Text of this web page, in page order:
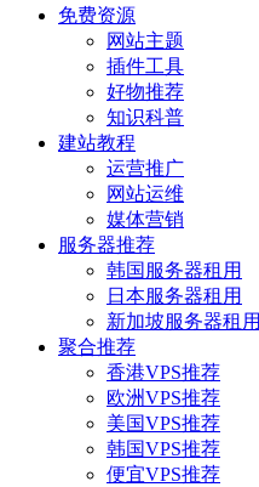
免费资源
网站主题
插件工具
好物推荐
知识科普
建站教程
运营推广
网站运维
媒体营销
服务器推荐
韩国服务器租用
日本服务器租用
新加坡服务器租用
聚合推荐
香港VPS推荐
欧洲VPS推荐
美国VPS推荐
韩国VPS推荐
便宜VPS推荐